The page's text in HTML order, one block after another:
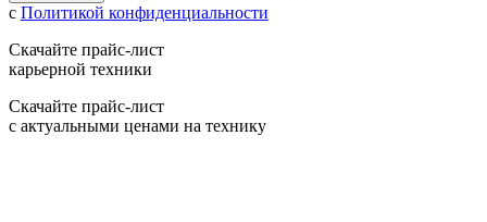
с Политикой конфиденциальности
Скачайте прайс-лист
карьерной техники
Скачайте прайс-лист
с актуальными ценами на технику